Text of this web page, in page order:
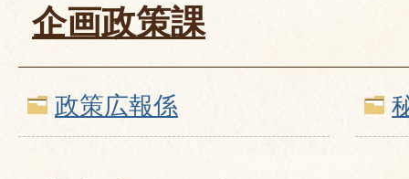
企画政策課
政策広報係